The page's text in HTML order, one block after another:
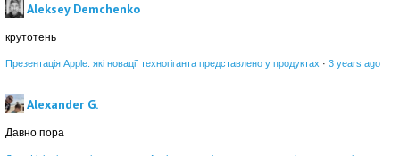
Aleksey Demchenko
крутотень
Презентація Apple: які новації техногіганта представлено у продуктах · 3 years ago
Alexander G.
Давно пора